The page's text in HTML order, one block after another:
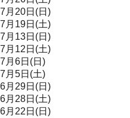
月20日(日)
月19日(土)
月13日(日)
月12日(土)
月6日(日)
月5日(土)
月29日(日)
月28日(土)
月22日(日)